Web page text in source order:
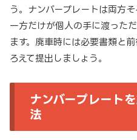
う。ナンバープレートは両方
一方だけが個人の手に渡った
ます。廃車時には必要書類と
ろえて提出しましょう。
ナンバープレート
法